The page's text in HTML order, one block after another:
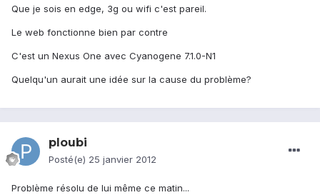
Que je sois en edge, 3g ou wifi c'est pareil.
Le web fonctionne bien par contre
C'est un Nexus One avec Cyanogene 7.1.0-N1
Quelqu'un aurait une idée sur la cause du problème?
ploubi
Posté(e) 25 janvier 2012
Problème résolu de lui même ce matin...